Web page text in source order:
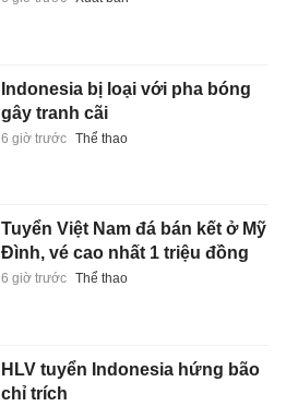
Indonesia bị loại với pha bóng
gây tranh cãi
6 giờ trước Thể thao
Tuyển Việt Nam đá bán kết ở Mỹ
Đình, vé cao nhất 1 triệu đồng
6 giờ trước Thể thao
HLV tuyển Indonesia hứng bão
chỉ trích